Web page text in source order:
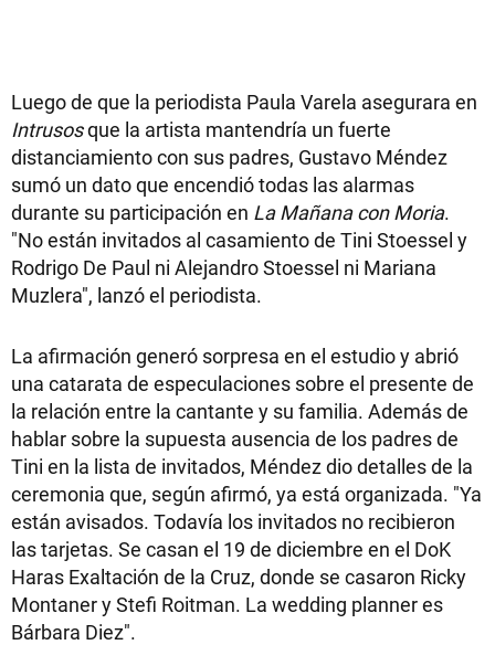
Luego de que la periodista Paula Varela asegurara en
Intrusosque la artista mantendría un fuerte
distanciamiento con sus padres, Gustavo Méndez
sumó un dato que encendió todas las alarmas
durante su participación en La Mañana con Moria.
"No están invitados al casamiento de Tini Stoessel y
Rodrigo De Paul ni Alejandro Stoessel ni Mariana
Muzlera", lanzó el periodista.
La afirmación generó sorpresa en el estudio y abrió
una catarata de especulaciones sobre el presente de
la relación entre la cantante y su familia. Además de
hablar sobre la supuesta ausencia de los padres de
Tini en la lista de invitados, Méndez dio detalles de la
ceremonia que, según afirmó, ya está organizada. "Ya
están avisados. Todavía los invitados no recibieron
las tarjetas. Se casan el 19 de diciembre en el DoK
Haras Exaltación de la Cruz, donde se casaron Ricky
Montaner y Stefi Roitman. La wedding planner es
Bárbara Diez".